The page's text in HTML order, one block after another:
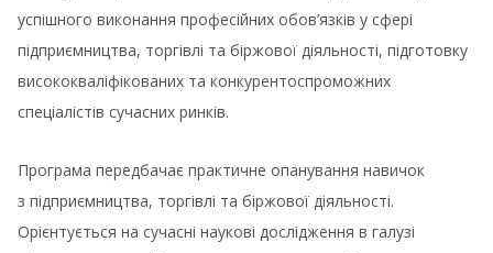
успішного виконання професійних обов’язків у сфері
підприємництва, торгівлі та біржової діяльності, підготовку
висококваліфікованих та конкурентоспроможних
спеціалістів сучасних ринків.
Програма передбачає практичне опанування навичок
з підприємництва, торгівлі та біржової діяльності.
Орієнтується на сучасні наукові дослідження в галузі